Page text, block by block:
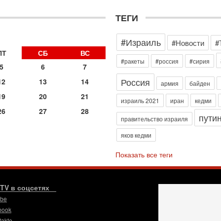
СБ
ВС
5 6
7
13
14
20
21
27
28
ТЕГИ
#Израиль
#Новости
#ракеты #россия #сирия
Россия армия байден
израиль 2021 иран кедми
правительство израиля путин
яков кедми
Показать все теги
в соцсетях